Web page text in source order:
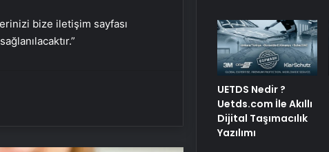
bize iletişim sayfası
etkisi inanılmaz!
deposu dutun faydaları sizi çok
UETDS Nedir ?
Uetds.com İle Akıllı
Dijital Taşımacılık
Yazılımı